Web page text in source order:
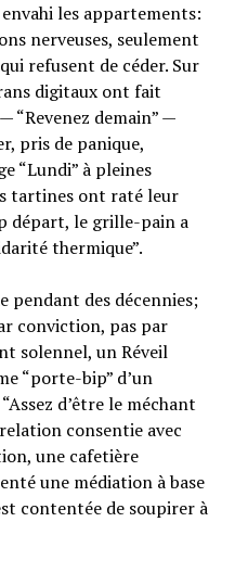
les appartements:
nerveuses, seulement
refusent de céder. Sur
digitaux ont fait
“Revenez demain” —
pris de panique,
“Lundi” à pleines
tartines ont raté leur
départ, le grille-pain a
thermique”.
pendant des décennies;
conviction, pas par
solennel, un Réveil
“porte-bip” d’un
d’être le méchant
consentie avec
une cafetière
une médiation à base
contentée de soupirer à